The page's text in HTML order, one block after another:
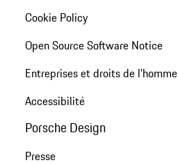
Cookie Policy
Open Source Software Notice
Entreprises et droits de l'homme
Accessibilité
Porsche Design
Presse